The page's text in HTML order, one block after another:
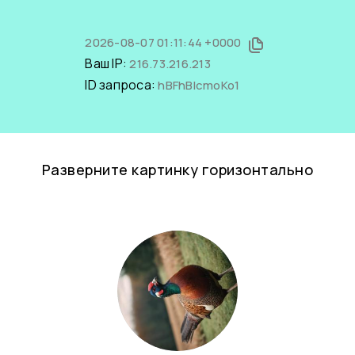
2026-08-07 01:11:44 +0000
Ваш IP:216.73.216.213
ID запроса:hBFhBlcmoKo1
Разверните картинку горизонтально